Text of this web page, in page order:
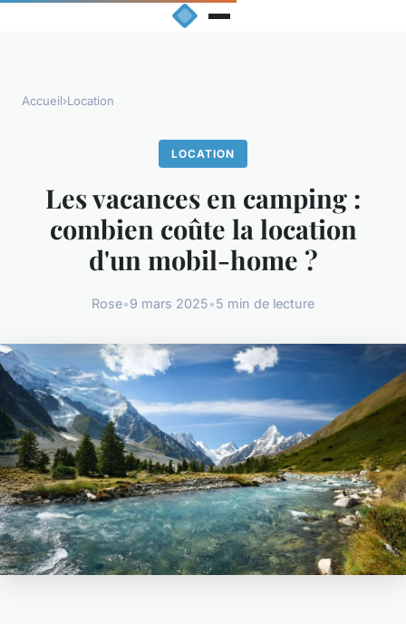
Accueil›Location
LOCATION
Les vacances en camping :
combien coûte la location
d'un mobil-home ?
Rose•9 mars 2025•5 min de lecture